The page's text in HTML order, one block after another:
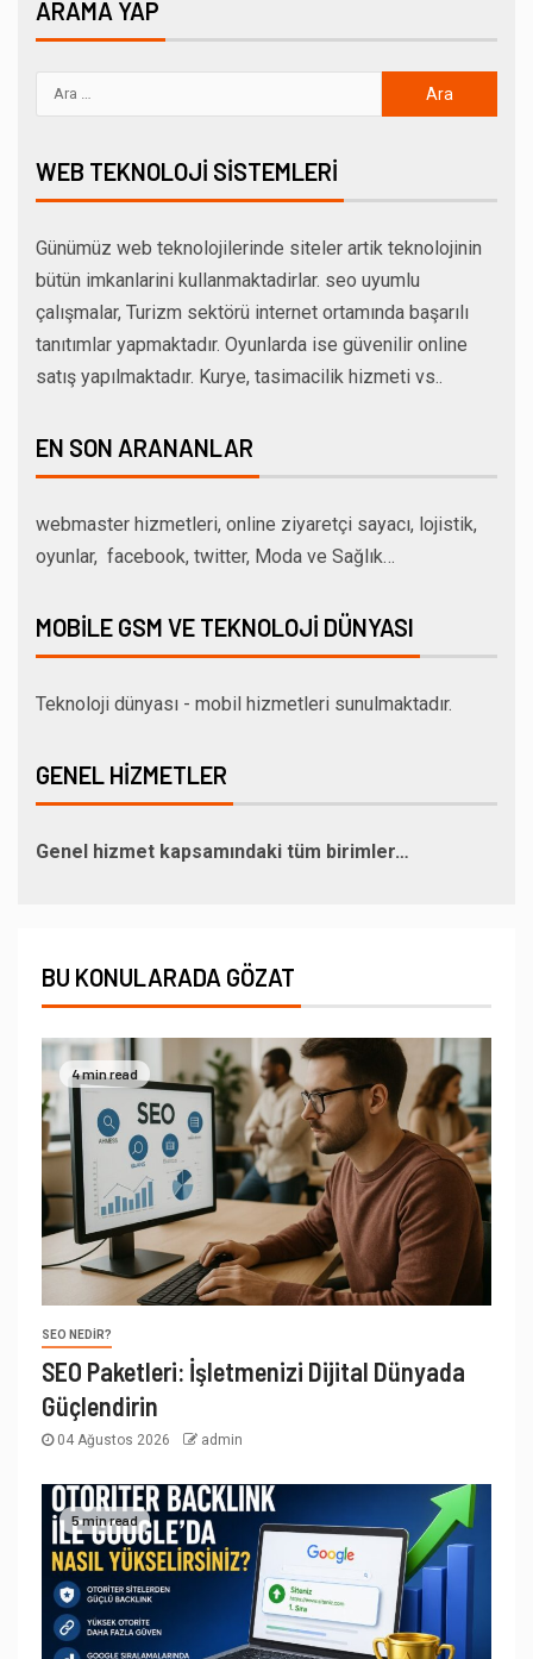
ARAMA YAP
WEB TEKNOLOJI SISTEMLERI
Günümüz web teknolojilerinde siteler artik teknolojinin
bütün imkanlarini kullanmaktadirlar. seo uyumlu
çalışmalar, Turizm sektörü internet ortamında başarılı
tanıtımlar yapmaktadır. Oyunlarda ise güvenilir online
satış yapılmaktadır. Kurye, tasimacilik hizmeti vs..
EN SON ARANANLAR
webmaster hizmetleri, online ziyaretçi sayacı, lojistik,
oyunlar, facebook, twitter, Moda ve Sağlık…
MOBILE GSM VE TEKNOLOJI DÜNYASI
Teknoloji dünyası - mobil hizmetleri sunulmaktadır.
GENEL HIZMETLER
Genel hizmet kapsamındaki tüm birimler…
BU KONULARADA GÖZAT
4 min read
SEO NEDIR?
SEO Paketleri: İşletmenizi Dijital Dünyada
Güçlendirin
04 Ağustos 2026 admin
5 min read